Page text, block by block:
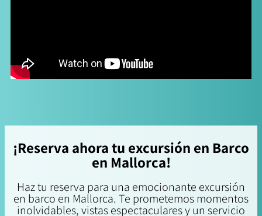
¡Reserva ahora tu excursión en Barco
en Mallorca!
Haz tu reserva para una emocionante excursión
en barco en Mallorca. Te prometemos momentos
inolvidables, vistas espectaculares y un servicio